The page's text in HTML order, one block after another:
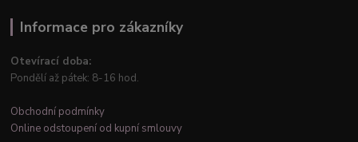
Informace pro zákazníky
Otevírací doba:
Pondělí až pátek: 8-16 hod.
Obchodní podmínky
Online odstoupení od kupní smlouvy